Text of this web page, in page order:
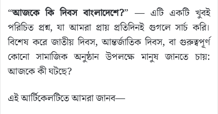
“আজকে কি দিবস বাংলাদেশে?” — এটি একটি খুবই
পরিচিত প্রশ্ন, যা আমরা প্রায় প্রতিদিনই গুগলে সার্চ করি।
বিশেষ করে জাতীয় দিবস, আন্তর্জাতিক দিবস, বা গুরুত্বপূর্ণ
কোনো সামাজিক অনুষ্ঠান উপলক্ষে মানুষ জানতে চায়:
আজকে কী ঘটছে?
এই আর্টিকেলটিতে আমরা জানব—